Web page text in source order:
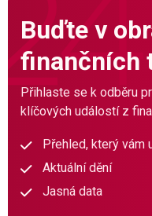
Buďte v
finančních
Přihlaste se k odběru
klíčových událostí z
Přehled, který vám
Aktuální dění
Jasná data